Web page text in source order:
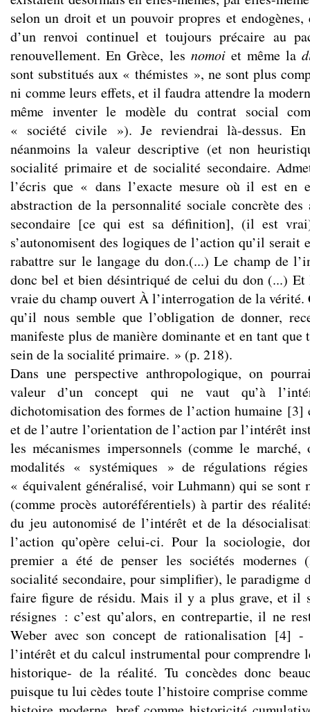
selon un droit et un pouvoir propres et
d’un renvoi continuel et toujours précaire au
renouvellement. En Grèce, les nomoiet même la
sont substitués aux « thémistes », ne sont plus
ni comme leurs effets, et il faudra attendre la
même inventer le modèle du contrat social
« société civile »). Je reviendrai là-dessus. En
néanmoins la valeur descriptive (et non
socialité primaire et de socialité secondaire.
l’écris que « dans l’exacte mesure où il est en
abstraction de la personnalité sociale concrète
secondaire [ce qui est sa définition], (il est
s’autonomisent des logiques de l’action qu’il
rabattre sur le langage du don.(...) Le champ de
donc bel et bien désintriqué de celui du don (...) Et
vraie du champ ouvert À l’interrogation de la vérité.
qu’il nous semble que l’obligation de donner,
manifeste plus de manière dominante et en tant que
sein de la socialité primaire. » (p. 218).
Dans une perspective anthropologique, on
valeur d’un concept qui ne vaut qu’à
dichotomisation des formes de l’action humaine[3]
et de l’autre l’orientation de l’action par l’intérêt
les mécanismes impersonnels (comme le
modalités « systémiques » de régulations
« équivalent généralisé, voir Luhmann) qui se sont
(comme procès autoréférentiels) à partir des
du jeu autonomisé de l’intérêt et de la
l’action qu’opère celui-ci. Pour la sociologie,
premier a été de penser les sociétés modernes
socialité secondaire, pour simplifier), le paradigme
faire figure de résidu. Mais il y a plus grave, et il
résignes : c’est qu’alors, en contrepartie, il ne
Weber avec son concept de rationalisation[4] -
l’intérêt et du calcul instrumental pour comprendre
historique- de la réalité. Tu concèdes donc
puisque tu lui cèdes toute l’histoire comprise